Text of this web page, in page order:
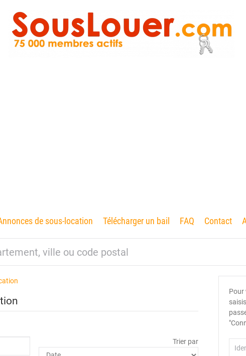
de sous-location Télécharger un bail FAQ Contact
Trier par
Pour